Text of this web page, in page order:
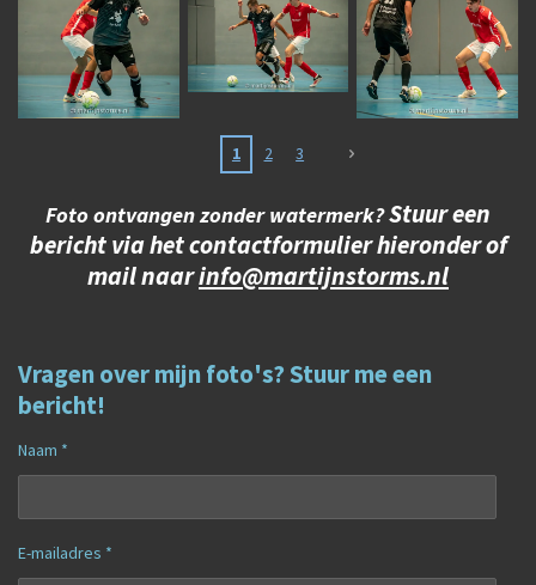
1 2 3
Foto ontvangen zonder watermerk?Stuur een
bericht via het contactformulier hieronder of
mail naarinfo@martijnstorms.nl
Vragen over mijn foto's? Stuur me een
bericht!
Naam *
E-mailadres *